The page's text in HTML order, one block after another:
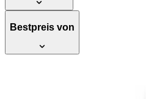
Bestpreis von